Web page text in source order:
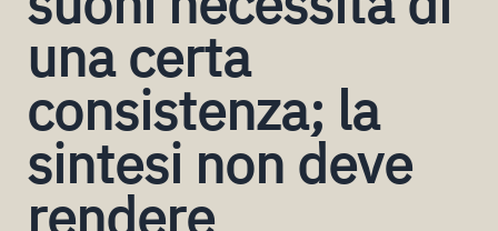
una certa
consistenza; la
sintesi non deve
rendere